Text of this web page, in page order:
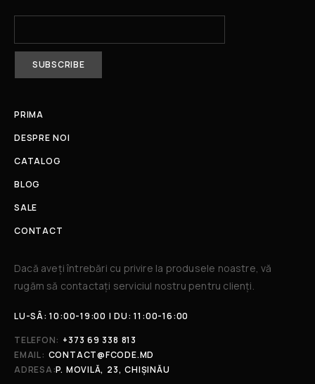
PRIMA
DESPRE NOI
CATALOG
BLOG
SALE
CONTACT
Dacă aveți întrebări cu privire la produsele noastre, vă
rugăm să contactați serviciul nostru pentru clienți.​
LU-SÂ: 10:00-19:00 | DU: 11:00-16:00
TELEFON: +373 69 338 813
EMAIL: CONTACT@FCODE.MD
ADRESA:P. MOVILĂ, 23, CHIȘINĂU